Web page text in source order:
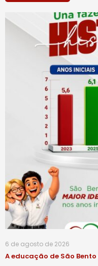
6 de agosto de 2026
A educação de São